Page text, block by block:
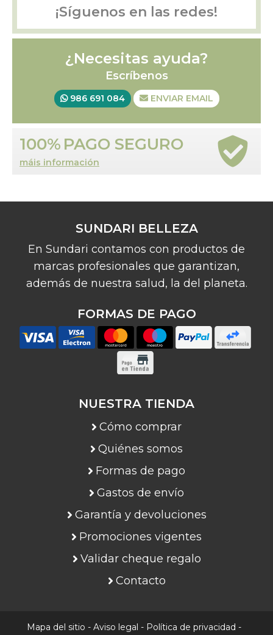
¡Síguenos en las redes!
¿Necesitas ayuda?
Escríbenos
986 691 084 ENVIAR EMAIL
100% PAGO SEGURO
máis información
SUNDARI BELLEZA
En Sundari contamos con productos de
marcas profesionales que garantizan,
además de nuestra salud, la del planeta.
FORMAS DE PAGO
NUESTRA TIENDA
Cómo comprar
Quiénes somos
Formas de pago
Gastos de envío
Garantía y devoluciones
Promociones vigentes
Validar cheque regalo
Contacto
Mapa del sitio - Aviso legal - Política de privacidad -